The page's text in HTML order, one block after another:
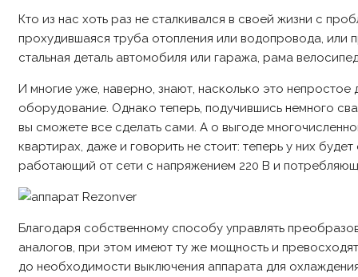
Кто из нас хоть раз не сталкивался в своей жизни с
прохудившаяся труба отопления или водопровода, или
стальная деталь автомобиля или гаража, рама
И многие уже, наверно, знают, насколько это
оборудование. Однако теперь, подучившись немного
вы сможете все сделать сами. А о выгоде
квартирах, даже и говорить не стоит: теперь у них
работающий от сети с напряжением 220 В и
Благодаря собственному способу управлять
аналогов, при этом имеют ту же мощность и
до необходимости выключения аппарата для